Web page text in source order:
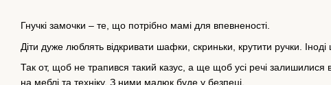
Гнучкі замочки – те, що потрібно мамі для впевненості.
Діти дуже люблять відкривати шафки, скриньки, крутити ручки.
Так от, щоб не трапився такий казус, а ще щоб усі речі залишилися в
на меблі та техніку. З ними малюк буде у безпеці.